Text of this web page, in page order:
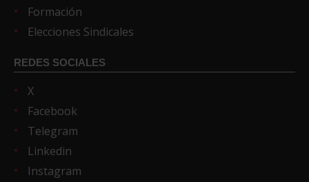
Formación
Elecciones Sindicales
REDES SOCIALES
X
Facebook
Telegram
Linkedin
Instagram